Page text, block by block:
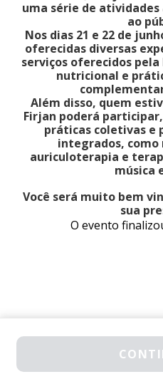
uma série de
ao
Nos dias 21 e 22 de
oferecidas diversas
serviços oferecidos pela
nutricional e
Além disso, quem
Firjan poderá
práticas coletivas e
integrados,
auriculoterapia e
música
Você será muito bem
sua
O evento